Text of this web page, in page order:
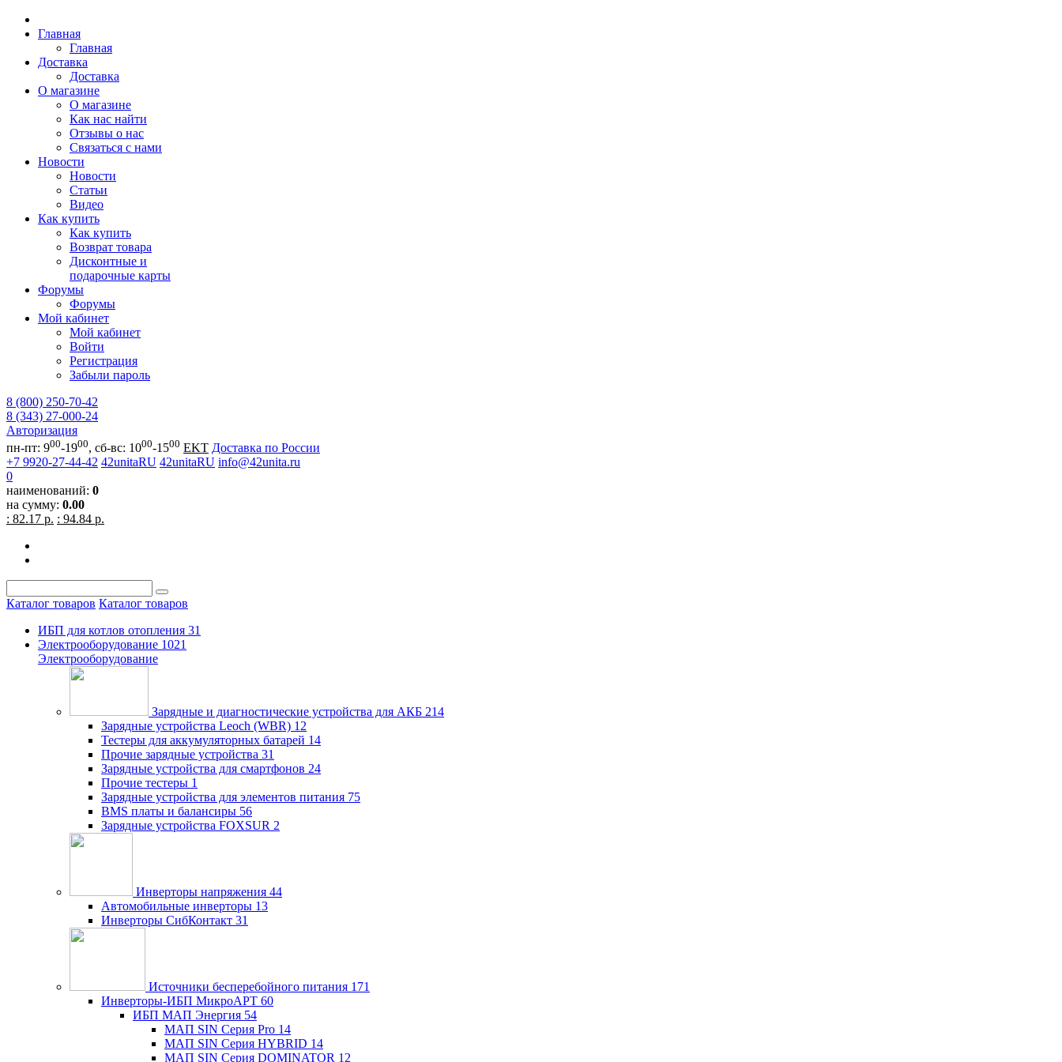
Главная
Главная
Доставка
Доставка
О магазине
О магазине
Как нас найти
Отзывы о нас
Связаться с нами
Новости
Новости
Статьи
Видео
Как купить
Как купить
Возврат товара
Дисконтные и
подарочные карты
Форумы
Форумы
Мой кабинет
Мой кабинет
Войти
Регистрация
Забыли пароль
8 (800) 250-70-42
8 (343) 27-000-24
Авторизация
пн-пт: 900-1900, сб-вс: 1000-1500 EKT Доставка по России
+7 9920-27-44-42 42unitaRU 42unitaRU info@42unita.ru
0
наименований: 0
на сумму: 0.00
: 82.17 р. : 94.84 р.
Каталог товаров Каталог товаров
ИБП для котлов отопления 31
Электрооборудование 1021
Электрооборудование
Зарядные и диагностические устройства для АКБ 214
Зарядные устройства Leoch (WBR) 12
Тестеры для аккумуляторных батарей 14
Прочие зарядные устройства 31
Зарядные устройства для смартфонов 24
Прочие тестеры 1
Зарядные устройства для элементов питания 75
BMS платы и балансиры 56
Зарядные устройства FOXSUR 2
Инверторы напряжения 44
Автомобильные инверторы 13
Инверторы СибКонтакт 31
Источники бесперебойного питания 171
Инверторы-ИБП МикроАРТ 60
ИБП МАП Энергия 54
МАП SIN Серия Pro 14
МАП SIN Серия HYBRID 14
МАП SIN Серия DOMINATOR 12